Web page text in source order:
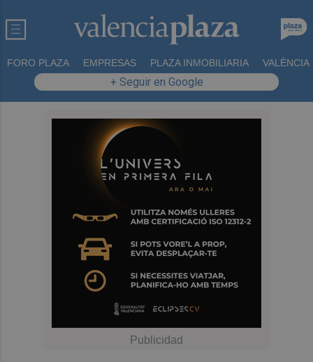
FORO PLAZA EMPRESAS PLAZA INMOBILIARIA VALÈNCIA
+ Seguir en Google